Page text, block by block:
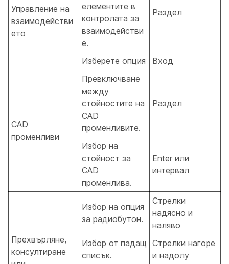
Управление на
взаимодействи
ето
елементите в
контролата за
взаимодействи
е.
Раздел
Изберете опция Вход
CAD
променливи
Превключване
между
стойностите на
CAD
променливите.
Раздел
Избор на
стойност за
CAD
променлива.
Enter или
интервал
Прехвърляне,
консултиране
Избор на опция
за радиобутон.
Стрелки
надясно и
наляво
Избор от падащ
списък.
Стрелки нагоре
и надолу